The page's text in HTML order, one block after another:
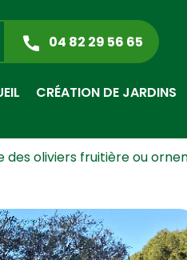
04 82 29 56 65
CRÉATION DE JARDINS
des oliviers fruitière ou